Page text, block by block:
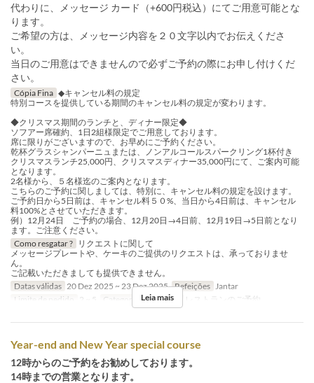
代わりに、メッセージ カード（+600円税込）にてご用意可能とな
ります。
ご希望の方は、メッセージ内容を２０文字以内でお伝えくださ
い。
当日のご用意はできませんので必ずご予約の際にお申し付けくだ
さい。
Cópia Fina ◆キャンセル料の規定
特別コースを提供している期間のキャンセル料の規定が変わります。
◆クリスマス期間のランチと、ディナー限定◆
ソフアー席確約、1日2組様限定でご用意しております。
席に限りがございますので、お早めにご予約ください。
乾杯グラスシャンパーニュまたは、ノンアルコールスパークリング1杯付き
クリスマスランチ25,000円、クリスマスディナー35,000円にて、ご案内可能
となります。
2名様から、５名様迄のご案内となります。
こちらのご予約に関しましては、特別に、キャンセル料の規定を設けます。
ご予約日から5日前は、キャンセル料５０%、当日から4日前は、キャンセル
料100%とさせていただきます。
例）12月24日 ご予約の場合、12月20日→4日前、12月19日→5日前となり
ます。ご注意ください。
Como resgatar ?
リクエストに関して
メッセージプレートや、ケーキのご提供のリクエストは、承っておりませ
ん。
ご記載いただきましても提供できません。
Datas válidas 20 Dez 2025 ~ 23 Dez 2025 Refeições Jantar
Limite de pedido
2 ~ 5 Categoria de Assento レストランのご予約
Leia mais
Year-end and New Year special course
12時からのご予約をお勧めしております。
14時までの営業となります。